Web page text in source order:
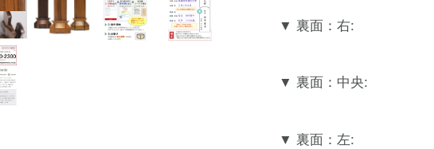
裏面：右:
裏面：中央:
裏面：左: